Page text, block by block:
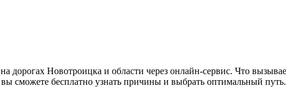
Новотроицка и области через онлайн-сервис. Что
сможете бесплатно узнать причины и выбрать оптимальный